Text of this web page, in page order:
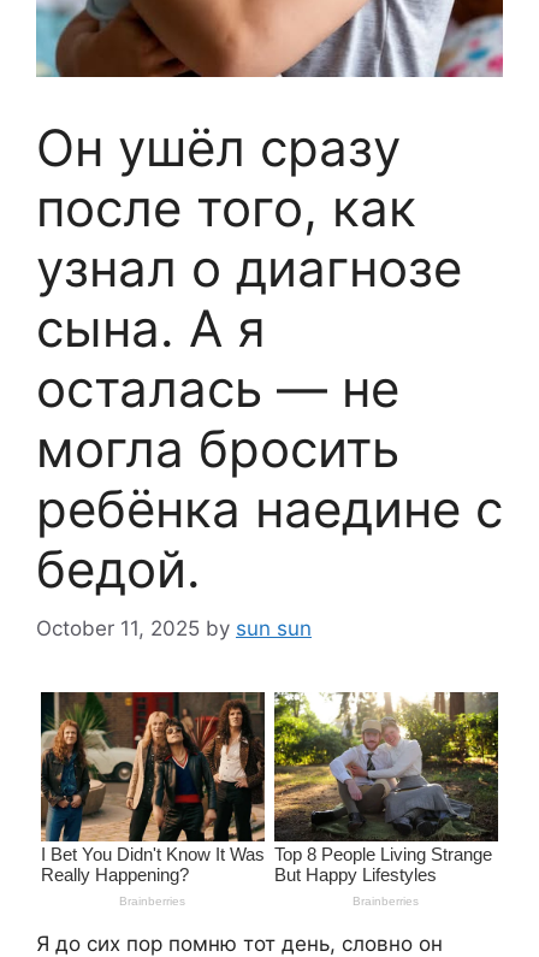
Он ушёл сразу
после того, как
узнал о диагнозе
сына. А я
осталась — не
могла бросить
ребёнка наедине с
бедой.
October 11, 2025 by sun sun
Я до сих пор помню тот день, словно он